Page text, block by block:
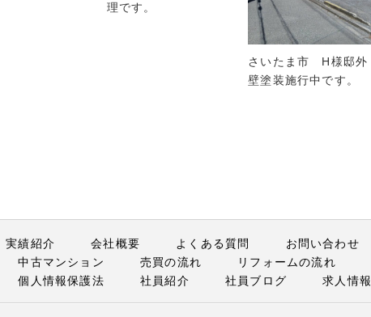
理です。
さいたま市 H様邸外
壁塗装施行中です。
実績紹介 会社概要 よくある質問 お問い合わせ
中古マンション 売買の流れ リフォームの流れ
個人情報保護法 社員紹介 社員ブログ 求人情報